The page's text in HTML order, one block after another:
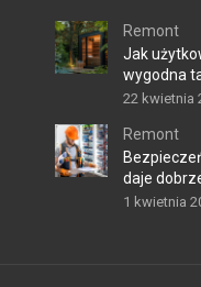
Remont
Jak
wygodna
22 kwietnia
Remont
daje
1 kwietnia